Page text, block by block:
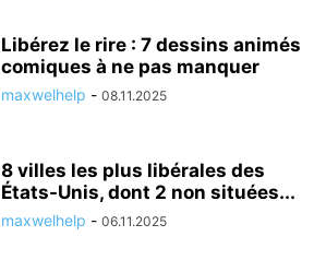
Libérez le rire : 7 dessins animés
comiques à ne pas manquer
maxwelhelp - 08.11.2025
8 villes les plus libérales des
États-Unis, dont 2 non situées...
maxwelhelp - 06.11.2025